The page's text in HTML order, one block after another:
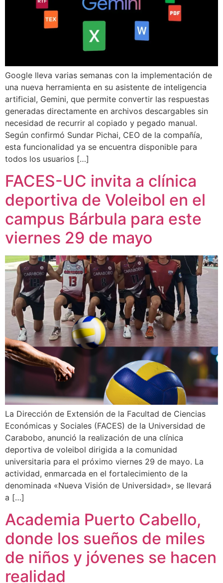
Google lleva varias semanas con la implementación de
una nueva herramienta en su asistente de inteligencia
artificial, Gemini, que permite convertir las respuestas
generadas directamente en archivos descargables sin
necesidad de recurrir al copiado y pegado manual.
Según confirmó Sundar Pichai, CEO de la compañía,
esta funcionalidad ya se encuentra disponible para
todos los usuarios […]
FACES-UC invita a clínica
deportiva de Voleibol en el
campus Bárbula para este
viernes 29 de mayo
La Dirección de Extensión de la Facultad de Ciencias
Económicas y Sociales (FACES) de la Universidad de
Carabobo, anunció la realización de una clínica
deportiva de voleibol dirigida a la comunidad
universitaria para el próximo viernes 29 de mayo. La
actividad, enmarcada en el fortalecimiento de la
denominada «Nueva Visión de Universidad», se llevará
a […]
Academia Puerto Cabello,
donde los sueños de miles
de niños y jóvenes se hacen
realidad